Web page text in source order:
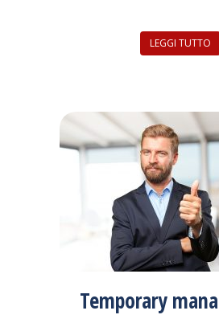
LEGGI TUTTO
Temporary